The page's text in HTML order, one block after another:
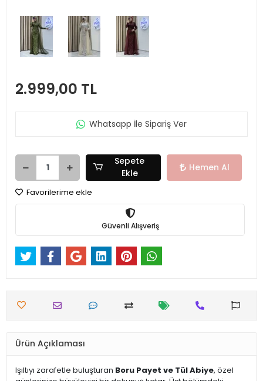
2.999,00 TL
Whatsapp İle Sipariş Ver
Sepete
Ekle
Hemen Al
Favorilerime ekle
Güvenli Alışveriş
Ürün Açıklaması
Işıltıyı zarafetle buluşturan Boru Payet ve Tül Abiye, özel